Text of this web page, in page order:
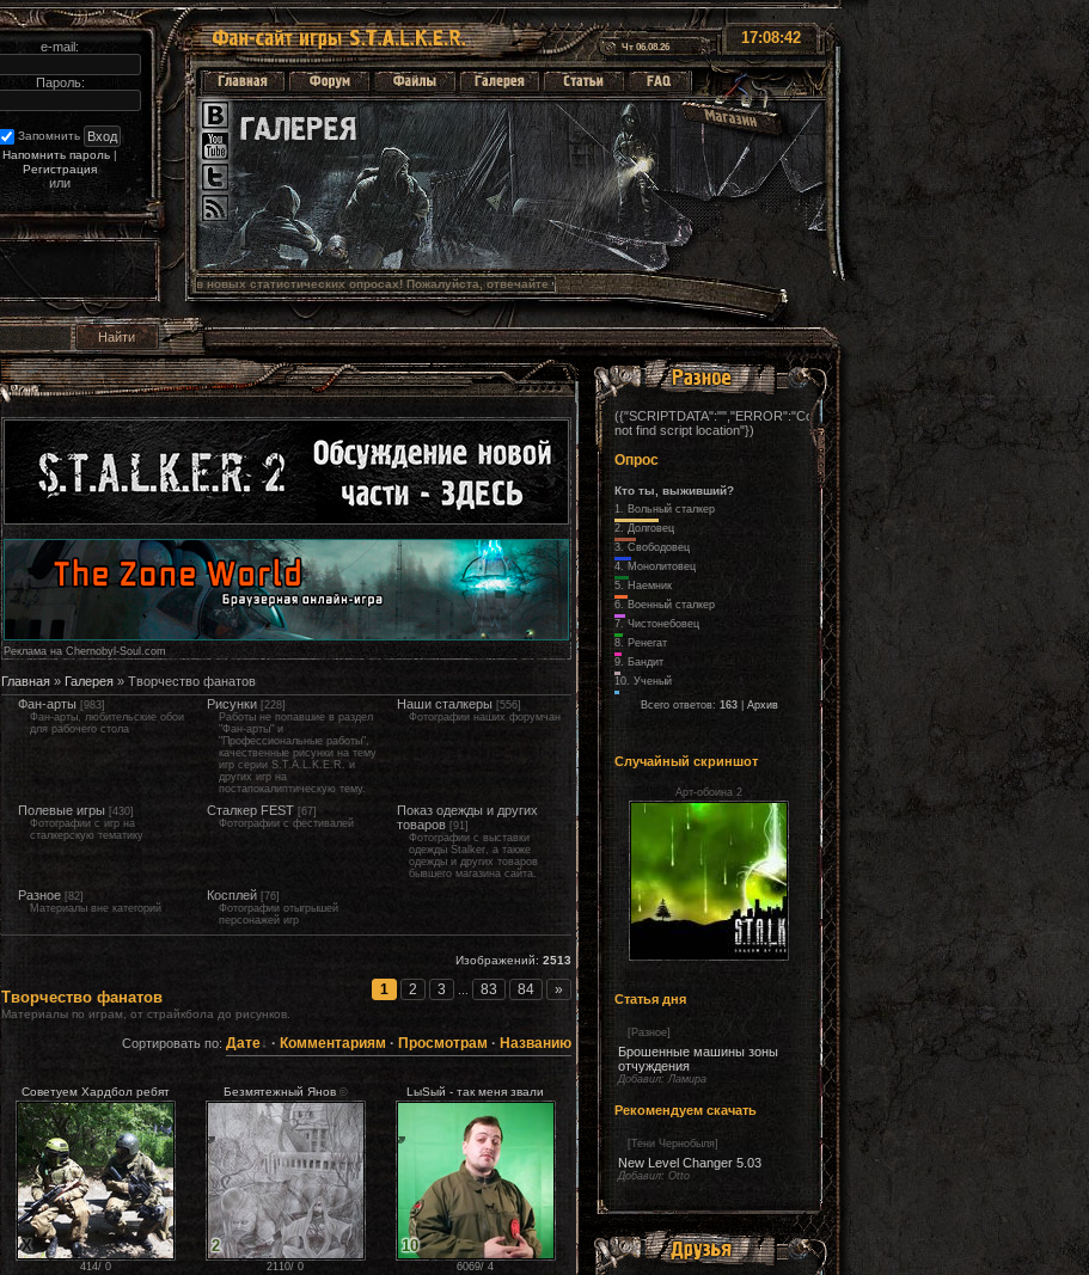
e-mail:
Пароль:
Запомнить
Напомнить пароль |
Регистрация
или
Чт 06.08.26
17:08:44
Голосуйте в новых статистических опросах! Пожалуйста, отвечайте честно.
Реклама на Chernobyl-Soul.com
Главная» Галерея» Творчество фанатов
Фан-арты [983]
Фан-арты, любительские обои
для рабочего стола
Рисунки [228]
Работы не попавшие в раздел
"Фан-арты" и
"Профессиональные работы",
качественные рисунки на тему
игр серии S.T.A.L.K.E.R. и
других игр на
постапокалиптическую тему.
Наши сталкеры [556]
Фотографии наших форумчан
Полевые игры [430]
Фотографии с игр на
сталкерскую тематику
Сталкер FEST [67]
Фотографии с фестивалей
Показ одежды и других
товаров [91]
Фотографии с выставки
одежды Stalker, а также
одежды и других товаров
бывшего магазина сайта.
Разное [82]
Материалы вне категорий
Косплей [76]
Фотографии отыгрышей
персонажей игр
Творчество фанатов
Изображений: 2513
1 2 3 83 84 »
Материалы по играм, от страйкбола до рисунков.
Сортировать по: Дате · Комментариям · Просмотрам· Названию
Советуем Хардбол ребят
X
414/ 0
Безмятежный Янов ©
2
2110/0
LыSый - так меня звали
10
6069/4
({"SCRIPTDATA":"","ERROR":"Could
not find script location"})
Опрос
Кто ты, выживший?
1. Вольный сталкер
2. Долговец
3. Свободовец
4. Монолитовец
5. Наемник
6. Военный сталкер
7. Чистонебовец
8. Ренегат
9. Бандит
10. Ученый
Всего ответов: 163 Архив
Случайный скриншот
Арт-обоина 2
Статья дня
[ Разное]
Брошенные машины зоны
отчуждения
Добавил:Ламира
Рекомендуем скачать
[Тени Чернобыля]
New Level Changer 5.03
Добавил: Otto